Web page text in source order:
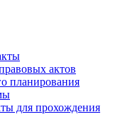
актов
планирования
для прохождения